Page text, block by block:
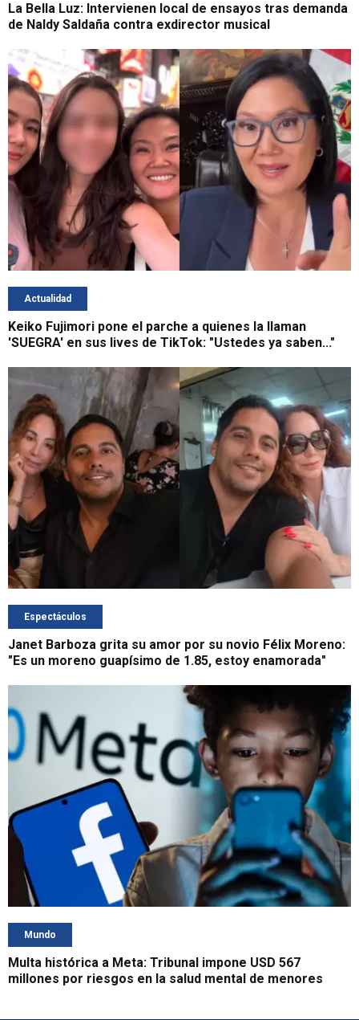
La Bella Luz: Intervienen local de ensayos tras demanda
de Naldy Saldaña contra exdirector musical
Actualidad
Keiko Fujimori pone el parche a quienes la llaman
'SUEGRA' en sus lives de TikTok: "Ustedes ya saben..."
Espectáculos
Janet Barboza grita su amor por su novio Félix Moreno:
"Es un moreno guapísimo de 1.85, estoy enamorada"
Mundo
Multa histórica a Meta: Tribunal impone USD 567
millones por riesgos en la salud mental de menores